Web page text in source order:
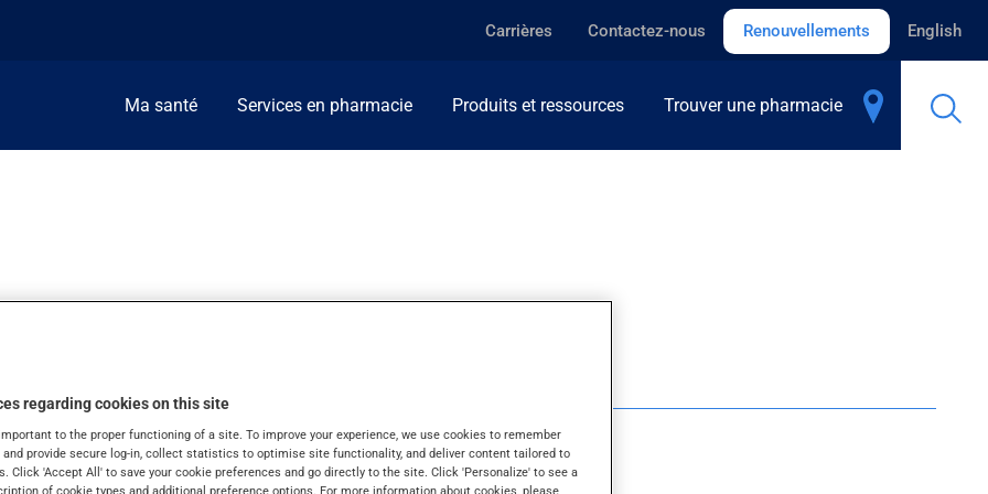
Carrières Contactez-nous Renouvellements English
Ma santé Services en pharmacie Produits et ressources Trouver une pharmacie
regarding cookies on this site
to the proper functioning of a site. To improve your experience, we use cookies to remember
provide secure log-in, collect statistics to optimise site functionality, and deliver content tailored to
Click 'Accept All' to save your cookie preferences and go directly to the site. Click 'Personalize' to see a
of cookie types and additional preference options. For more information about cookies, please